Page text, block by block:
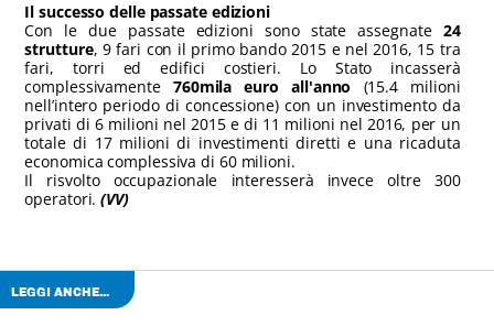
Il successo delle passate edizioni
Con le due passate edizioni sono state assegnate 24
strutture, 9 fari con il primo bando 2015 e nel 2016, 15 tra
fari, torri ed edifici costieri. Lo Stato incasserà
complessivamente 760mila euro all'anno (15.4 milioni
nell’intero periodo di concessione) con un investimento da
privati di 6 milioni nel 2015 e di 11 milioni nel 2016, per un
totale di 17 milioni di investimenti diretti e una ricaduta
economica complessiva di 60 milioni.
Il risvolto occupazionale interesserà invece oltre 300
operatori.(VV)
LEGGI ANCHE...